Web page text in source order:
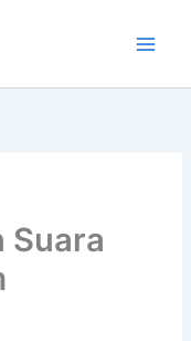
Suara